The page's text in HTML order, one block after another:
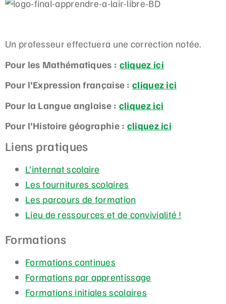
Un professeur effectuera une correction notée.
Pour les Mathématiques : cliquez ici
Pour l’Expression française :cliquez ici
Pour la Langue anglaise : cliquez ici
Pour l’Histoire géographie : cliquez ici
Liens pratiques
L’internat scolaire
Les fournitures scolaires
Les parcours de formation
Lieu de ressources et de convivialité !
Formations
Formations continues
Formations par apprentissage
Formations initiales scolaires